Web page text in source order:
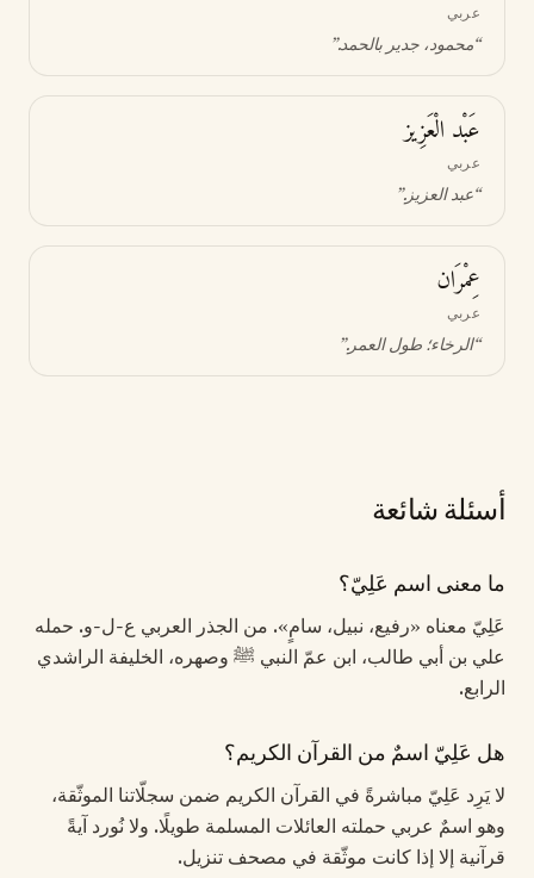
عربي
“محمود، جدير بالحمد.”
عَبْد الْعَزِيز
عربي
“عبد العزيز.”
عِمْرَان
عربي
“الرخاء؛ طول العمر.”
أسئلة شائعة
ما معنى اسم عَلِيّ؟
عَلِيّ معناه «رفيع، نبيل، سامٍ». من الجذر العربي ع-ل-و. حمله
علي بن أبي طالب، ابن عمّ النبي ﷺ وصهره، الخليفة الراشدي
الرابع.
هل عَلِيّ اسمٌ من القرآن الكريم؟
لا يَرِد عَلِيّ مباشرةً في القرآن الكريم ضمن سجلّاتنا الموثّقة،
وهو اسمٌ عربي حملته العائلات المسلمة طويلًا. ولا نُورد آيةً
قرآنية إلا إذا كانت موثّقة في مصحف تنزيل.